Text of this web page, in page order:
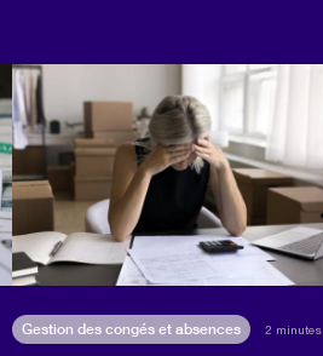
Gestion des congés et absences 2 minutes